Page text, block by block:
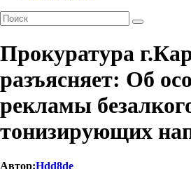
Прокуратура
разъясняет: Об
рекламы
тонизирующих
Автор:Hdd8de